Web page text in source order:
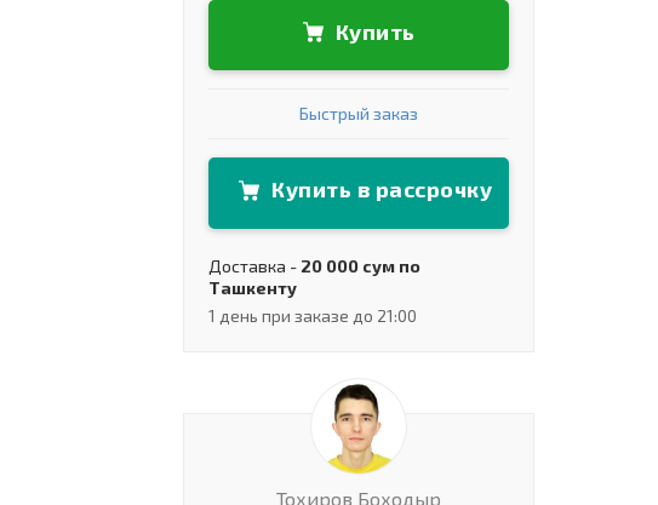
Купить
Быстрый заказ
Купить в рассрочку
Доставка - 20 000 сум по
Ташкенту
1 день при заказе до 21:00
Тохиров Боходыр